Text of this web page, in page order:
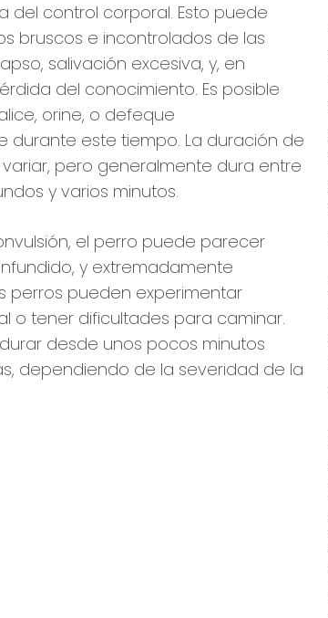
del control corporal. Esto puede
bruscos e incontrolados de las
salivación excesiva, y, en
del conocimiento. Es posible
orine, o defeque
durante este tiempo. La duración de
pero generalmente dura entre
y varios minutos.
el perro puede parecer
y extremadamente
perros pueden experimentar
o tener dificultades para caminar.
desde unos pocos minutos
dependiendo de la severidad de la